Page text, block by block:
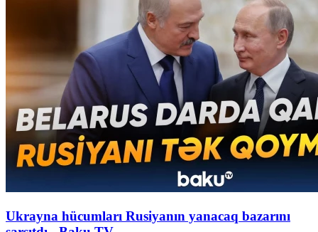
Ukrayna hücumları Rusiyanın yanacaq bazarını